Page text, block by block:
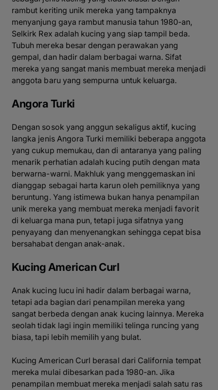
rambut keriting unik mereka yang tampaknya
menyanjung gaya rambut manusia tahun 1980-an,
Selkirk Rex adalah kucing yang siap tampil beda.
Tubuh mereka besar dengan perawakan yang
gempal, dan hadir dalam berbagai warna. Sifat
mereka yang sangat manis membuat mereka menjadi
anggota baru yang sempurna untuk keluarga.
Angora Turki
Dengan sosok yang anggun sekaligus aktif, kucing
langka jenis Angora Turki memiliki beberapa anggota
yang cukup memukau, dan di antaranya yang paling
menarik perhatian adalah kucing putih dengan mata
berwarna-warni. Makhluk yang menggemaskan ini
dianggap sebagai harta karun oleh pemiliknya yang
beruntung. Yang istimewa bukan hanya penampilan
unik mereka yang membuat mereka menjadi favorit
di keluarga mana pun, tetapi juga sifatnya yang
penyayang dan menyenangkan sehingga cepat bisa
bersahabat dengan anak-anak.
Kucing American Curl
Anak kucing lucu ini hadir dalam berbagai warna,
tetapi ada bagian dari penampilan mereka yang
sangat berbeda dengan anak kucing lainnya. Mereka
seolah tidak lagi ingin memiliki telinga runcing yang
biasa, tapi lebih memilih yang bulat.
Kucing American Curl berasal dari California tempat
mereka mulai dibesarkan pada 1980-an. Jika
penampilan membuat mereka menjadi salah satu ras